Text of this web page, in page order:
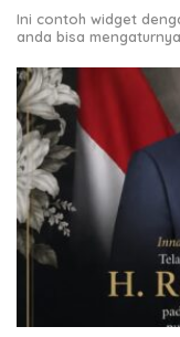
Ini contoh widget
anda bisa